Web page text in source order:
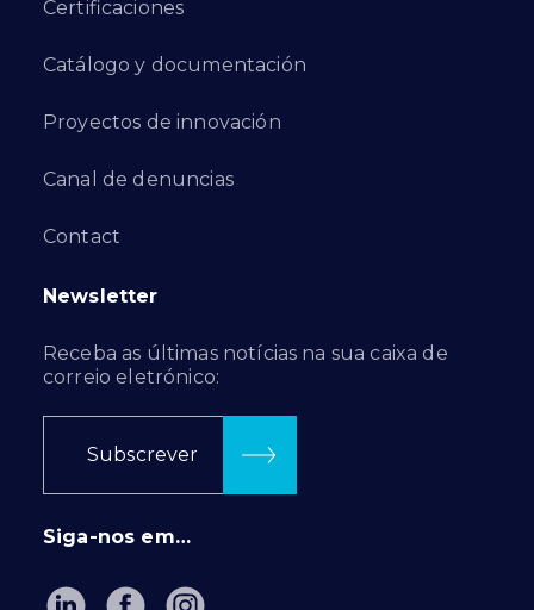
Certificaciones
Catálogo y documentación
Proyectos de innovación
Canal de denuncias
Contact
Newsletter
Receba as últimas notícias na sua caixa de
correio eletrónico:
Subscrever
Siga-nos em…